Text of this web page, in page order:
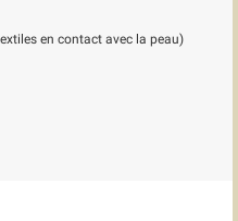
en contact avec la peau)